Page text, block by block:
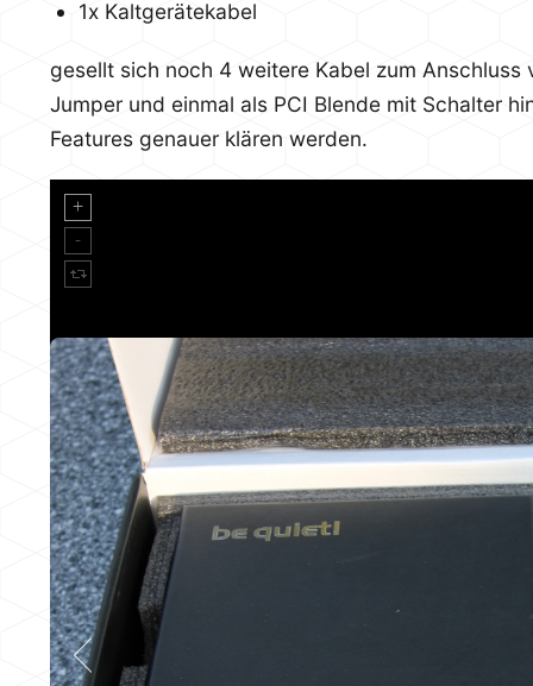
1x Kaltgerätekabel
gesellt sich noch 4 weitere Kabel zum
Jumper und einmal als PCI Blende mit Schalter
Features genauer klären werden.